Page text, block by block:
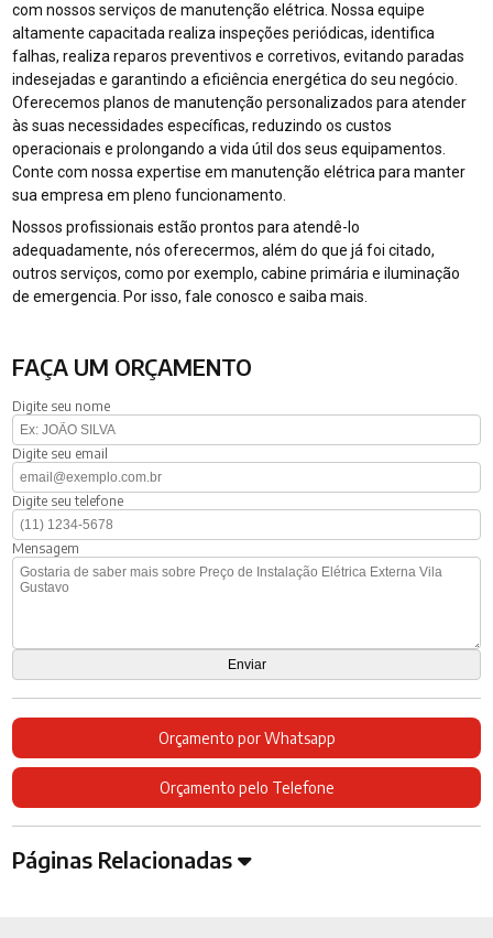
com nossos serviços de manutenção elétrica. Nossa equipe
altamente capacitada realiza inspeções periódicas, identifica
falhas, realiza reparos preventivos e corretivos, evitando paradas
indesejadas e garantindo a eficiência energética do seu negócio.
Oferecemos planos de manutenção personalizados para atender
às suas necessidades específicas, reduzindo os custos
operacionais e prolongando a vida útil dos seus equipamentos.
Conte com nossa expertise em manutenção elétrica para manter
sua empresa em pleno funcionamento.
Nossos profissionais estão prontos para atendê-lo
adequadamente, nós oferecermos, além do que já foi citado,
outros serviços, como por exemplo, cabine primária e iluminação
de emergencia. Por isso, fale conosco e saiba mais.
FAÇA UM ORÇAMENTO
Digite seu nome
Digite seu email
Digite seu telefone
Mensagem
Orçamento por Whatsapp
Orçamento pelo Telefone
Páginas Relacionadas